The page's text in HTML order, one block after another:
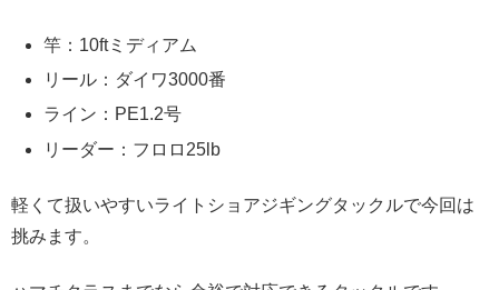
竿：10ftミディアム
リール：ダイワ3000番
ライン：PE1.2号
リーダー：フロロ25lb
軽くて扱いやすいライトショアジギングタックルで今回は
挑みます。